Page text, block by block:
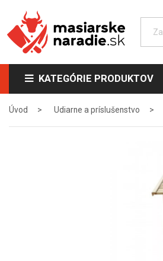
KATEGÓRIE PRODUKTOV
Úvod Udiarne a príslušenstvo